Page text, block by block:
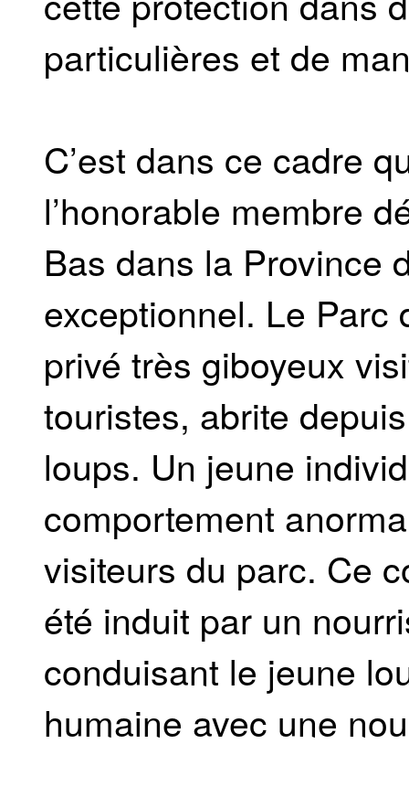
particulières et de
C’est dans ce cadre
l’honorable membre
Bas dans la Province
exceptionnel. Le Parc
privé très giboyeux
touristes, abrite
loups. Un jeune
comportement
visiteurs du parc. Ce
été induit par un
conduisant le jeune
humaine avec une